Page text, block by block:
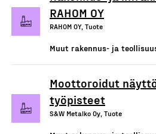
RAHOM OY
RAHOM OY, Tuote
Muut rakennus- ja
Moottoroidut
työpisteet
S&W Metalko Oy, Tuote